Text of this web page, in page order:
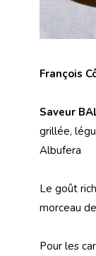
François
Saveur
grillée,
Albufera
Le goût
morceau
Pour les